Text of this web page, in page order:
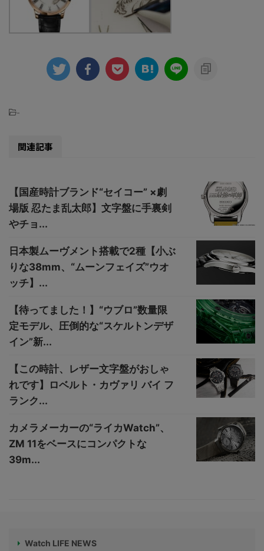
-
関連記事
【国産時計ブランド“セイコー” ×劇
場版 忍たま乱太郎】文字盤に手裏剣
やチョ...
日本製ムーヴメント搭載で2種【小ぶ
りな38mm、“ムーンフェイズ”ウオ
ッチ】...
【待ってました！】“ウブロ”数量限
定モデル、圧倒的な“スケルトンデザ
イン”新...
【この時計、レザー文字盤がおしゃ
れです】ロベルト・カヴァリ バイ フ
ランク...
カメラメーカーの“ライカWatch”、
ZM 11をベースにコンパクトな
39m...
Watch LIFE NEWS